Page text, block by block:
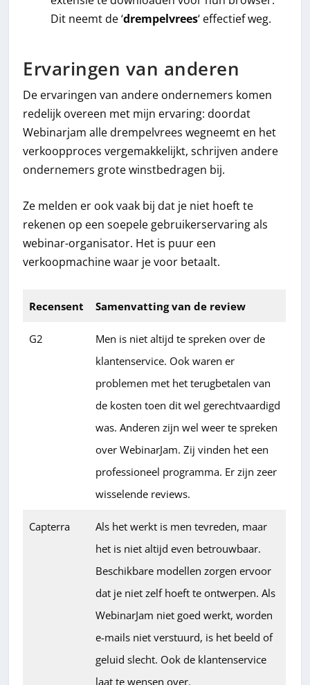
Dit neemt de ‘drempelvrees‘ effectief weg.
Ervaringen van anderen
De ervaringen van andere ondernemers komen
redelijk overeen met mijn ervaring: doordat
Webinarjam alle drempelvrees wegneemt en het
verkoopproces vergemakkelijkt, schrijven andere
ondernemers grote winstbedragen bij.
Ze melden er ook vaak bij dat je niet hoeft te
rekenen op een soepele gebruikerservaring als
webinar-organisator. Het is puur een
verkoopmachine waar je voor betaalt.
Recensent Samenvatting van de review
G2
Men is niet altijd te spreken over de
klantenservice. Ook waren er
problemen met het terugbetalen van
de kosten toen dit wel gerechtvaardigd
was. Anderen zijn wel weer te spreken
over WebinarJam. Zij vinden het een
professioneel programma. Er zijn zeer
wisselende reviews.
Capterra
Als het werkt is men tevreden, maar
het is niet altijd even betrouwbaar.
Beschikbare modellen zorgen ervoor
dat je niet zelf hoeft te ontwerpen. Als
WebinarJam niet goed werkt, worden
e-mails niet verstuurd, is het beeld of
geluid slecht. Ook de klantenservice
laat te wensen over.